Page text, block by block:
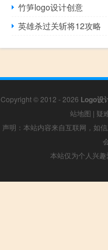
竹笋logo设计创意
英雄杀过关斩将12攻略
Copyright © 2012 - 2026 Logo设
站地图 | 疑
声明：本站内容来自互联网，如
本站仅为个人兴